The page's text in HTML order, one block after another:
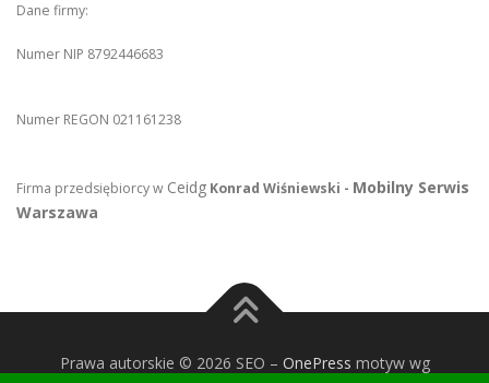
Dane firmy:
Numer NIP 8792446683
Numer REGON 021161238
Firma przedsiębiorcy w Ceidg Konrad Wiśniewski - Mobilny Serwis
Warszawa
Prawa autorskie © 2026 SEO – OnePress motyw wg